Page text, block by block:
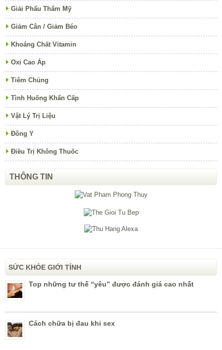
Giải Phẩu Thẩm Mỹ
Giảm Cân / Giảm Béo
Khoáng Chất Vitamin
Oxi Cao Áp
Tiêm Chủng
Tình Huống Khẩn Cấp
Vật Lý Trị Liệu
Đông Y
Điều Trị Không Thuốc
THÔNG TIN
SỨC KHỎE GIỚI TÍNH
Top những tư thế “yêu” được đánh giá cao nhất
Cách chữa bị đau khi sex